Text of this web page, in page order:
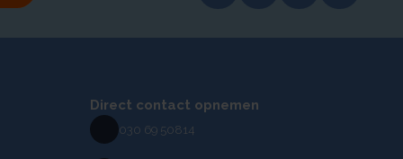
Direct contact opnemen
030 69 50814